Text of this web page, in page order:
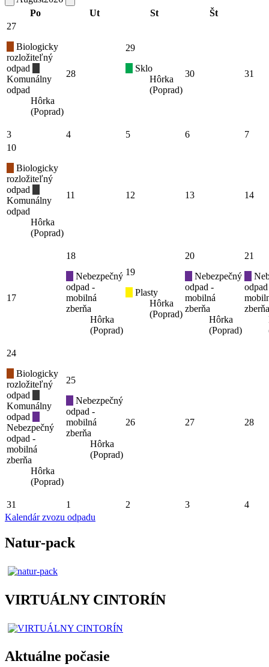
Po
Ut St Št
27
Biologicky
rozložiteľný
odpad
Komunálny
odpad
Hôrka
(Poprad)
28
29
Sklo
Hôrka
(Poprad)
30 31
3 4 5 6
7
10
Biologicky
rozložiteľný
odpad
Komunálny
odpad
Hôrka
(Poprad)
11 12 13 14
17
18
Nebezpečný
odpad -
mobilná
zberňa
Hôrka
(Poprad)
19
Plasty
Hôrka
(Poprad)
20
Nebezpečný
odpad -
mobilná
zberňa
Hôrka
(Poprad)
21
zberňa
24
Biologicky
rozložiteľný
odpad
Komunálny
odpad
Nebezpečný
odpad -
mobilná
zberňa
Hôrka
(Poprad)
25
Nebezpečný
odpad -
mobilná
zberňa
Hôrka
(Poprad)
26 27 28
31 1 2 3
4
Kalendár zvozu odpadu
Natur-pack
VIRTUÁLNY CINTORÍN
Aktuálne počasie